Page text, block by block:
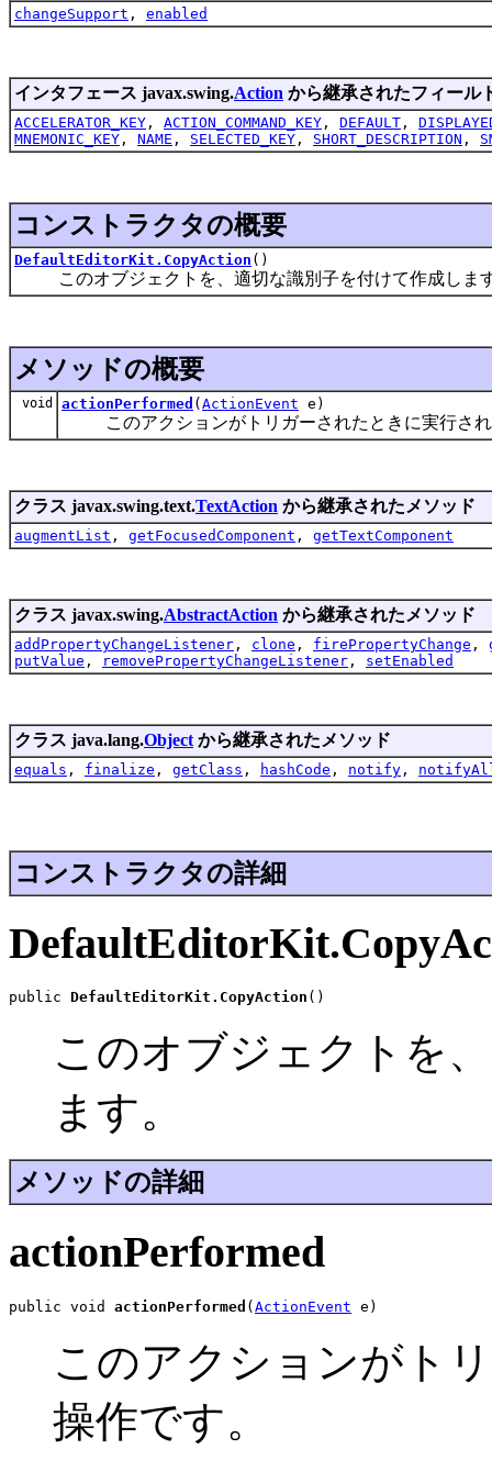
changeSupport , enabled
インタフェース javax.swing.Action から継承されたフィール
ACCELERATOR_KEY , ACTION_COMMAND_KEY , DEFAULT ,
MNEMONIC_KEY , NAME , SELECTED_KEY , SHORT_DESCRIPTION ,
コンストラクタの概要
DefaultEditorKit.CopyAction ()
このオブジェクトを、適切な識別子を付けて作成しま
メソッドの概要
void actionPerformed ( ActionEvent e)
このアクションがトリガーされたときに実行され
クラス javax.swing.text.TextAction から継承されたメソッド
augmentList , getFocusedComponent , getTextComponent
クラス javax.swing.AbstractAction から継承されたメソッド
addPropertyChangeListener , clone , firePropertyChange ,
putValue , removePropertyChangeListener , setEnabled
クラス java.lang.Object から継承されたメソッド
equals , finalize , getClass , hashCode , notify ,
コンストラクタの詳細
public DefaultEditorKit.CopyAction ()
このオブジェクトを
ます。
メソッドの詳細
actionPerformed
public void actionPerformed (ActionEvent e)
このアクションがト
操作です。